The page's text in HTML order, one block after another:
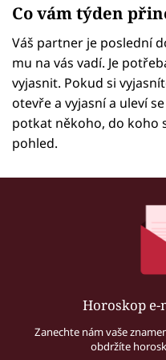
Co vám týden
Váš partner je poslední
mu na vás vadí. Je
vyjasnit. Pokud si
otevře a vyjasní a uleví
potkat někoho, do koho
pohled.
Horoskop e-
Zanechte nám vaše
obdržíte